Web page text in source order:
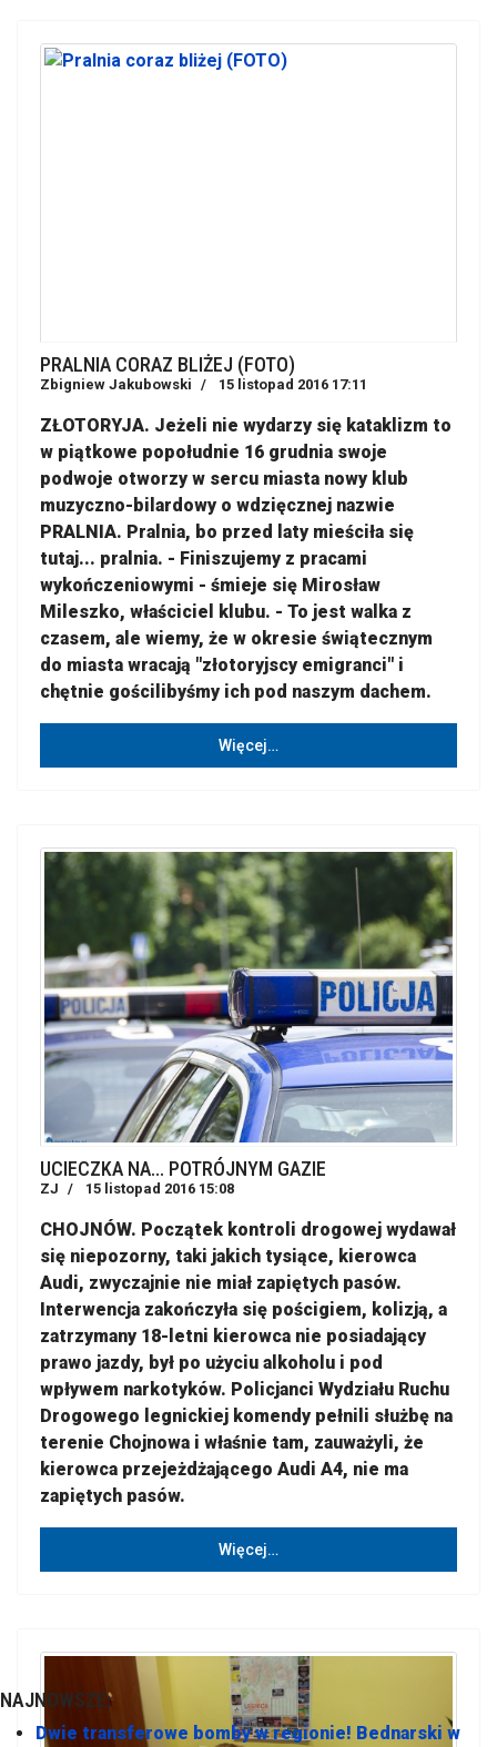
PRALNIA CORAZ BLIŻEJ (FOTO)
Zbigniew Jakubowski 15 listopad 2016 17:11
ZŁOTORYJA. Jeżeli nie wydarzy się kataklizm to
w piątkowe popołudnie 16 grudnia swoje
podwoje otworzy w sercu miasta nowy klub
muzyczno-bilardowy o wdzięcznej nazwie
PRALNIA. Pralnia, bo przed laty mieściła się
tutaj... pralnia. - Finiszujemy z pracami
wykończeniowymi - śmieje się Mirosław
Mileszko, właściciel klubu. - To jest walka z
czasem, ale wiemy, że w okresie świątecznym
do miasta wracają "złotoryjscy emigranci" i
chętnie gościlibyśmy ich pod naszym dachem.
Więcej…
UCIECZKA NA... POTRÓJNYM GAZIE
ZJ 15 listopad 2016 15:08
CHOJNÓW. Początek kontroli drogowej wydawał
się niepozorny, taki jakich tysiące, kierowca
Audi, zwyczajnie nie miał zapiętych pasów.
Interwencja zakończyła się pościgiem, kolizją, a
zatrzymany 18-letni kierowca nie posiadający
prawo jazdy, był po użyciu alkoholu i pod
wpływem narkotyków. Policjanci Wydziału Ruchu
Drogowego legnickiej komendy pełnili służbę na
terenie Chojnowa i właśnie tam, zauważyli, że
kierowca przejeżdżającego Audi A4, nie ma
zapiętych pasów.
Więcej…
NAJNOWSZE:
Dwie transferowe bomby w regionie! Bednarski w